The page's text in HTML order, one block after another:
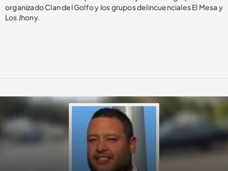
organizado Clan del Golfo y los grupos delincuenciales El Mesa y
Los Jhony.